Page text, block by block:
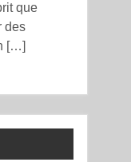
que
des
[…]